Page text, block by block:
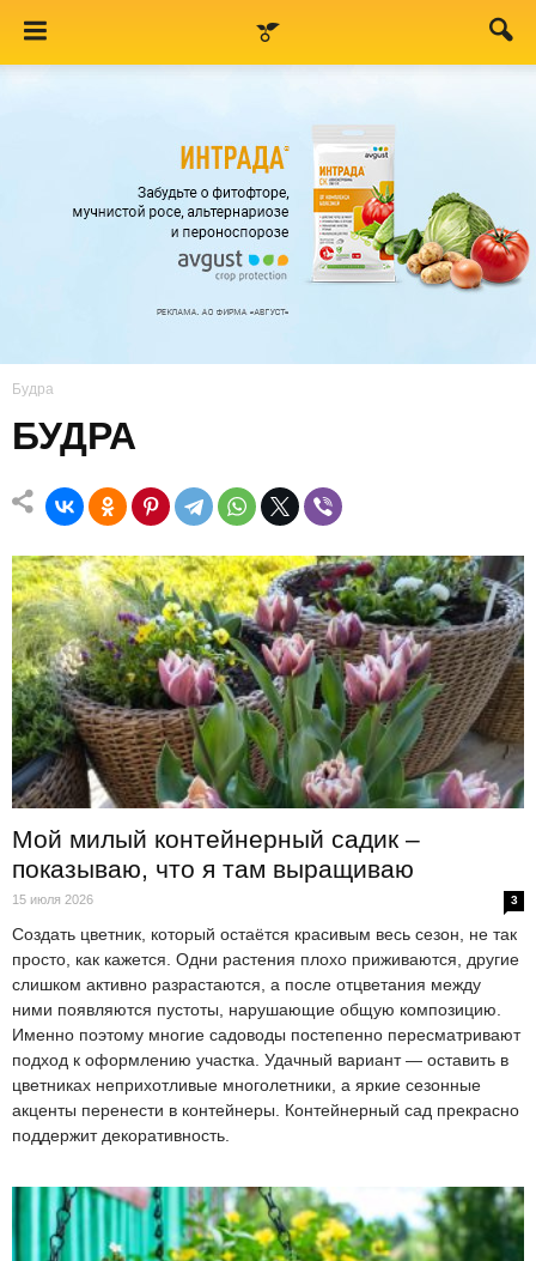
Будра
БУДРА
Мой милый контейнерный садик –
показываю, что я там выращиваю
15 июля 2026 3
Создать цветник, который остаётся красивым весь сезон, не так
просто, как кажется. Одни растения плохо приживаются, другие
слишком активно разрастаются, а после отцветания между
ними появляются пустоты, нарушающие общую композицию.
Именно поэтому многие садоводы постепенно пересматривают
подход к оформлению участка. Удачный вариант — оставить в
цветниках неприхотливые многолетники, а яркие сезонные
акценты перенести в контейнеры. Контейнерный сад прекрасно
поддержит декоративность.